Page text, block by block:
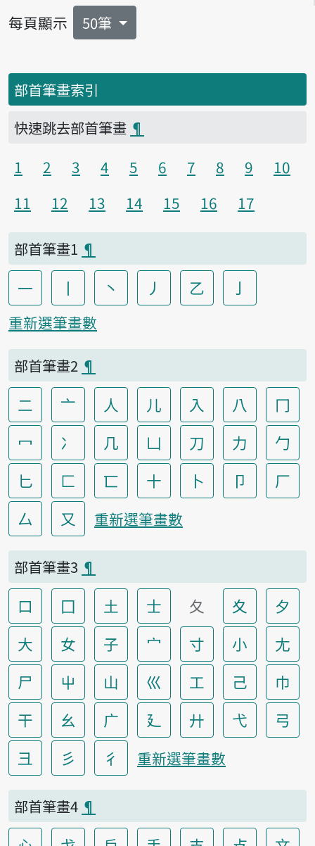
每頁顯示 50筆
部首筆畫索引
快速跳去部首筆畫 ¶
1
2 3 4 5 6 7 8 9
10
11
12 13 14 15 16 17
部首筆畫1 ¶
一 丨 丶 丿 乙 亅
重新選筆畫數
部首筆畫2 ¶
二 亠 人 儿 入 八
冂
冖
冫 几 凵 刀 力
勹
匕
匚 匸 十 卜 卩
厂
厶
又 重新選筆畫數
部首筆畫3 ¶
口 囗 土 士 夂 夊
夕
大
女 子 宀 寸 小
尢
尸
屮 山 巛 工 己
巾
干
幺 广 廴 廾 弋
弓
彐
彡 彳 重新選筆畫數
部首筆畫4 ¶